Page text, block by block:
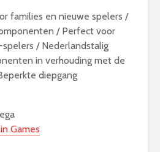
families en nieuwe spelers /
/ Perfect voor
/ Nederlandstalig
in verhouding met de
diepgang
Games